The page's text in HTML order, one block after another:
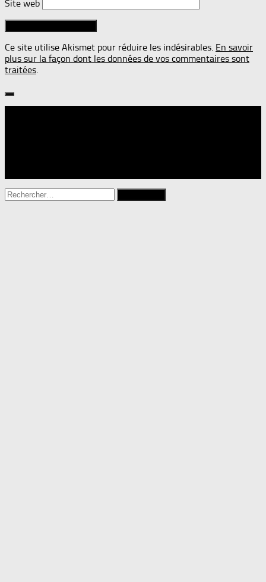
Site web
Ce site utilise Akismet pour réduire les indésirables. En savoir
plus sur la façon dont les données de vos commentaires sont
traitées.
Rechercher :